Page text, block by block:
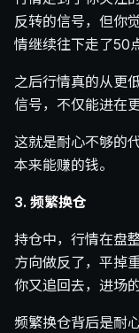
反转的信号，但你
情继续往下走了50
之后行情真的从更
信号，不仅能进在
这就是耐心不够的
本来能赚的钱。
3. 频繁换仓
持仓中，行情在盘
方向做反了，平掉
你又追回去，进场
频繁换仓背后是耐